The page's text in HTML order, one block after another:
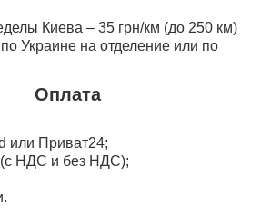
Киева – 35 грн/км (до 250 км)
Украине на отделение или по
Оплата
или Приват24;
НДС и без НДС);